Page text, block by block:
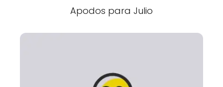
Apodos para Julio